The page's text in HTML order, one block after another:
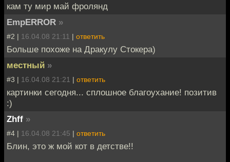
кам ту мир май фролянд
EmpERROR »
#2 | 16.04.08 21:11 | ответить
Больше похоже на Дракулу Стокера)
местный »
#3 | 16.04.08 21:21 | ответить
картинки сегодня... сплошное благоухание! позитив
:)
Zhff »
#4 | 16.04.08 21:45 | ответить
Блин, это ж мой кот в детстве!!